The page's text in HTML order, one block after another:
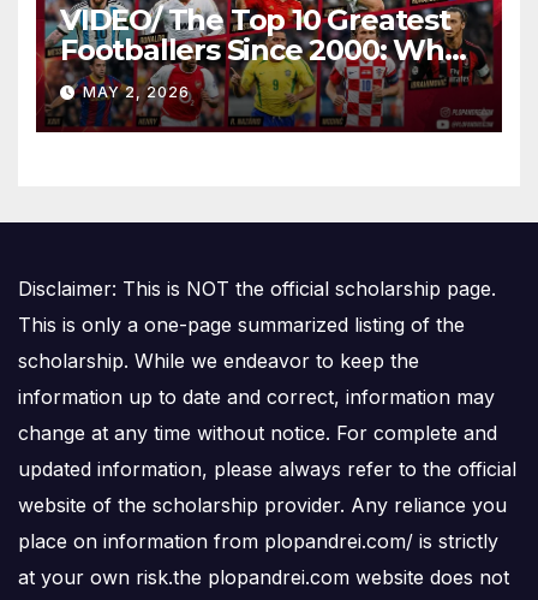
VIDEO/ The Top 10 Greatest
Footballers Since 2000: Who
Is Number One
MAY 2, 2026
Disclaimer: This is NOT the official scholarship page.
This is only a one-page summarized listing of the
scholarship. While we endeavor to keep the
information up to date and correct, information may
change at any time without notice. For complete and
updated information, please always refer to the official
website of the scholarship provider. Any reliance you
place on information from plopandrei.com/ is strictly
at your own risk.the plopandrei.com website does not